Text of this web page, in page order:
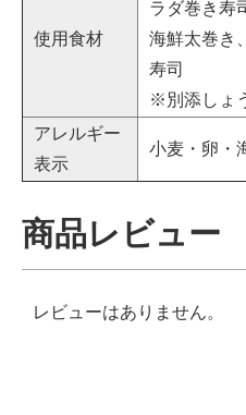
使用食材
ラダ巻き寿
海鮮太巻き
寿司
※別添しょ
アレルギー
表示
小麦・卵・
商品レビュー
レビューはありません。